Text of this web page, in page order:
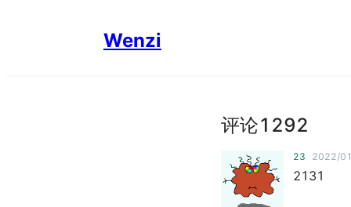
Wenzi
评论1292
23 2022/
2131